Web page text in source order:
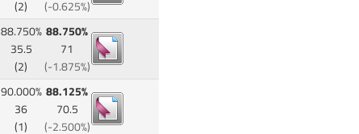
(2)
(-0.625%)
88.750%
35.5
(2)
88.750%
71
(-1.875%)
90.000%
36
(1)
88.125%
70.5
(-2.500%)